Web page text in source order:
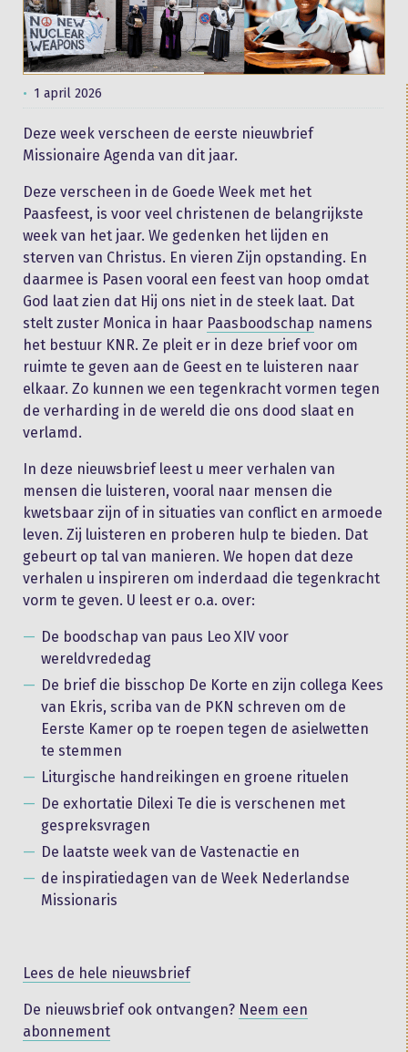
1 april 2026
Deze week verscheen de eerste nieuwbrief
Missionaire Agenda van dit jaar.
Deze verscheen in de Goede Week met het
Paasfeest, is voor veel christenen de belangrijkste
week van het jaar. We gedenken het lijden en
sterven van Christus. En vieren Zijn opstanding. En
daarmee is Pasen vooral een feest van hoop omdat
God laat zien dat Hij ons niet in de steek laat. Dat
stelt zuster Monica in haar Paasboodschap namens
het bestuur KNR. Ze pleit er in deze brief voor om
ruimte te geven aan de Geest en te luisteren naar
elkaar. Zo kunnen we een tegenkracht vormen tegen
de verharding in de wereld die ons dood slaat en
verlamd.
In deze nieuwsbrief leest u meer verhalen van
mensen die luisteren, vooral naar mensen die
kwetsbaar zijn of in situaties van conflict en armoede
leven. Zij luisteren en proberen hulp te bieden. Dat
gebeurt op tal van manieren. We hopen dat deze
verhalen u inspireren om inderdaad die tegenkracht
vorm te geven. U leest er o.a. over:
De boodschap van paus Leo XIV voor
wereldvrededag
De brief die bisschop De Korte en zijn collega Kees
van Ekris, scriba van de PKN schreven om de
Eerste Kamer op te roepen tegen de asielwetten
te stemmen
Liturgische handreikingen en groene rituelen
De exhortatie Dilexi Te die is verschenen met
gespreksvragen
De laatste week van de Vastenactie en
de inspiratiedagen van de Week Nederlandse
Missionaris
Lees de hele nieuwsbrief
De nieuwsbrief ook ontvangen? Neem een
abonnement